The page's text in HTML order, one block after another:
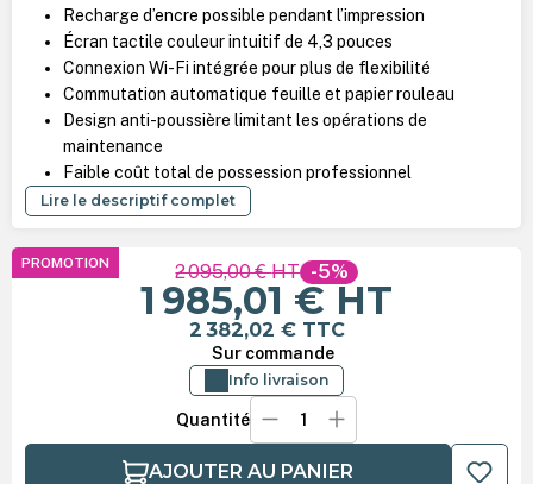
Recharge d’encre possible pendant l’impression
Écran tactile couleur intuitif de 4,3 pouces
Connexion Wi-Fi intégrée pour plus de flexibilité
Commutation automatique feuille et papier rouleau
Design anti-poussière limitant les opérations de
maintenance
Faible coût total de possession professionnel
Lire le descriptif complet
PROMOTION 2 095,00 €HT -5%
1 985,01 €HT
2 382,02 € TTC
Sur commande
Info livraison
Quantité
AJOUTER AU PANIER